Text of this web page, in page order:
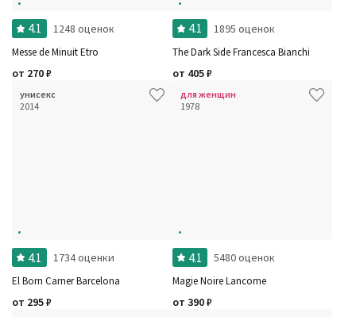
4.1 1248 оценок
Messe de Minuit Etro
от 270₽
4.1 1895 оценок
The Dark Side Francesca Bianchi
от 405₽
унисекс
2014
4.1 1734 оценки
El Born Carner Barcelona
от 295₽
для женщин
1978
4.1 5480 оценок
Magie Noire Lancome
от 390₽